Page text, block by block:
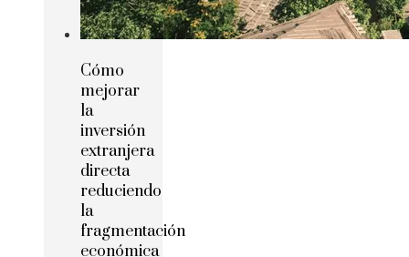
Cómo
mejorar
la
inversión
extranjera
directa
reduciendo
la
fragmentación
económica